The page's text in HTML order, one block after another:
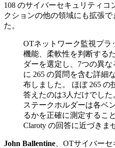
108 のサイバーセキュリティコ
クションの他の領域にも拡張
た。
OTネットワーク監視プラ
機能、柔軟性を判断する
ダーを選定し、7つの異
に 265 の質問を含む詳細
布しました。 ほぼ 265 の
答えたのは3人だけでし
ステークホルダーは各ベ
るかを正確に測定するこ
Claroty の回答に近づきま
John Ballentine 、OTサイバー